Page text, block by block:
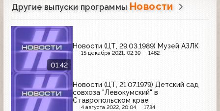
Другие выпуски программы Новости
01:42
Новости (ЦТ, 29.03.1989) Музей АЗЛК
15 декабря 2021, 02:39 1462
Новости (ЦТ, 21.07.1979) Детский сад
совхоза "Левокумский" в
Ставропольском крае
4 августа 2022, 20:04 1734